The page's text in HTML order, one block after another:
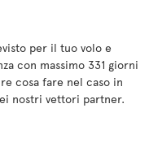
per il tuo volo e
con massimo 331 giorni
cosa fare nel caso in
nostri vettori partner.